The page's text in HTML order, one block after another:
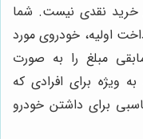
خرید نقدی نیست. شما
اولیه، خودروی مورد
مبلغ را به صورت
ویژه برای افرادی که
برای داشتن خودرو